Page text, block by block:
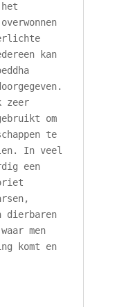
kan
zeer
om
te
In veel
een
dierbaren
men
komt en